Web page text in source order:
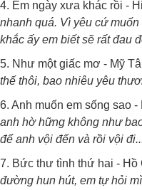
4. Em ngày xưa khác rồi -
nhanh quá. Vì yêu cứ
khắc ấy em biết sẽ rất đau
5. Như một giấc mơ - Mỹ
thế thôi, bao nhiêu yêu
6. Anh muốn em sống sao -
anh hờ hững không như
để anh vội đến và rồi vội
7. Bức thư tình thứ hai - Hồ
đường hun hút, em tự hỏi